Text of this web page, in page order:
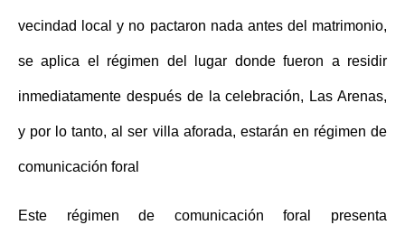
vecindad local y no pactaron nada antes del matrimonio,
se aplica el régimen del lugar donde fueron a residir
inmediatamente después de la celebración, Las Arenas,
y por lo tanto, al ser villa aforada, estarán en régimen de
comunicación foral
Este régimen de comunicación foral presenta